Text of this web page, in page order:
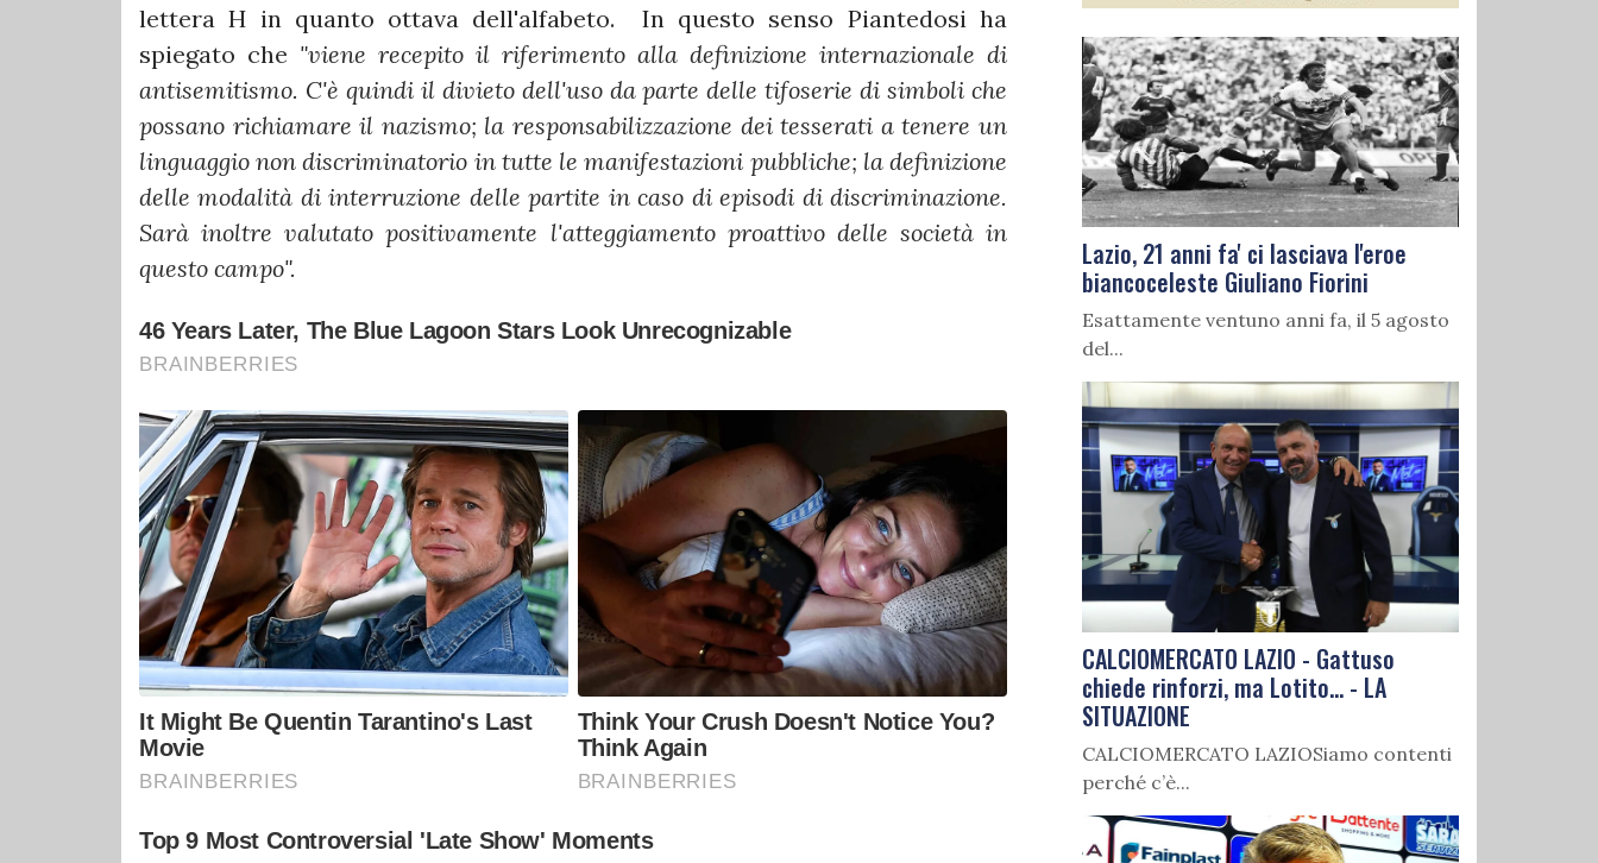
lettera H in quanto ottava dell'alfabeto. In questo senso Piantedosi ha
spiegato che "viene recepito il riferimento alla definizione internazionale di
antisemitismo. C'è quindi il divieto dell'uso da parte delle tifoserie di simboli che
possano richiamare il nazismo; la responsabilizzazione dei tesserati a tenere un
linguaggio non discriminatorio in tutte le manifestazioni pubbliche; la definizione
delle modalità di interruzione delle partite in caso di episodi di discriminazione.
Sarà inoltre valutato positivamente l'atteggiamento proattivo delle società in
questo campo".
Lazio, 21 anni fa' ci lasciava l'eroe
biancoceleste Giuliano Fiorini
Esattamente ventuno anni fa, il 5 agosto
del...
CALCIOMERCATO LAZIO - Gattuso
chiede rinforzi, ma Lotito... - LA
SITUAZIONE
CALCIOMERCATO LAZIOSiamo contenti
perché c’è...